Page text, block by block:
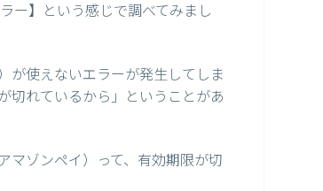
】という感じで調べてみまし
が使えないエラーが発生してしま
切れているから」ということがあ
マゾンペイ）って、有効期限が切